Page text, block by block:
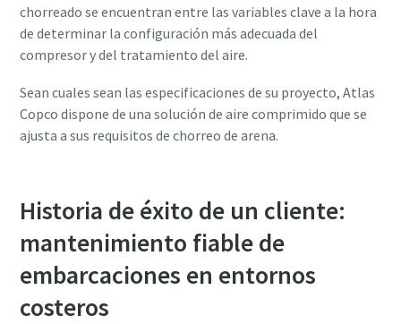
chorreado se encuentran entre las variables clave a la hora
de determinar la configuración más adecuada del
compresor y del tratamiento del aire.
Sean cuales sean las especificaciones de su proyecto, Atlas
Copco dispone de una solución de aire comprimido que se
ajusta a sus requisitos de chorreo de arena.
Historia de éxito de un cliente:
mantenimiento fiable de
embarcaciones en entornos
costeros